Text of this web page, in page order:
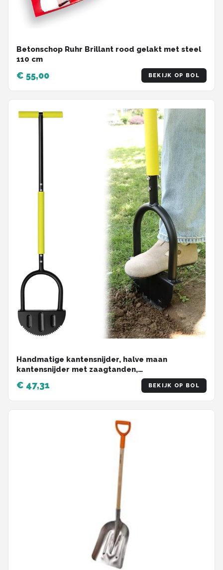
Betonschop Ruhr Brillant rood gelakt met steel
110 cm
€ 55,00 BEKIJK OP BOL
Handmatige kantensnijder, halve maan
kantensnijder met zaagtanden,
€ 47,31 BEKIJK OP BOL